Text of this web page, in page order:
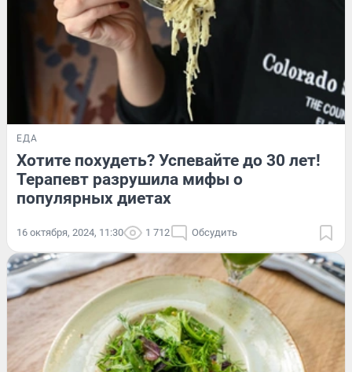
ЕДА
Хотите похудеть? Успевайте до 30 лет!
Терапевт разрушила мифы о
популярных диетах
16 октября, 2024, 11:30 1 712 Обсудить